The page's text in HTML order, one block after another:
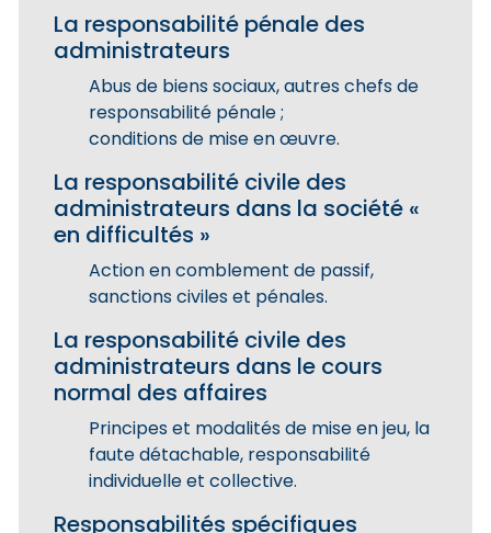
La responsabilité pénale des
administrateurs
Abus de biens sociaux, autres chefs de
responsabilité pénale ;
conditions de mise en œuvre.
La responsabilité civile des
administrateurs dans la société «
en difficultés »
Action en comblement de passif,
sanctions civiles et pénales.
La responsabilité civile des
administrateurs dans le cours
normal des affaires
Principes et modalités de mise en jeu, la
faute détachable, responsabilité
individuelle et collective.